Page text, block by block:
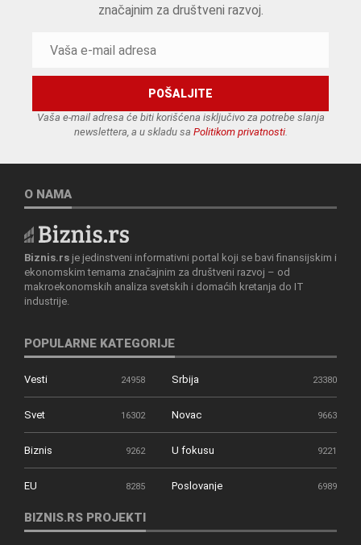
značajnim za društveni razvoj.
Vaša e-mail adresa će biti korišćena isključivo za potrebe slanja
newslettera, a u skladu sa Politikom privatnosti.
O NAMA
Biznis.rs je jedinstveni informativni portal koji se bavi finansijskim i
ekonomskim temama značajnim za društveni razvoj – od
makroekonomskih analiza svetskih i domaćih kretanja do IT
industrije.
POPULARNE KATEGORIJE
Vesti 24958 Srbija 23380
Svet 16302 Novac 9663
Biznis 9262 U fokusu 9221
EU 8285 Poslovanje 6989
BIZNIS.RS PROJEKTI